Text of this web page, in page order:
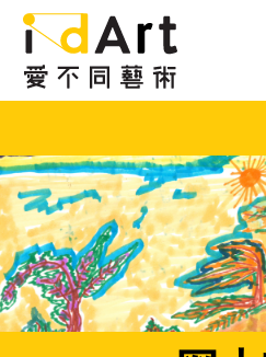
跳到内容（按回车键
EN 繁 简